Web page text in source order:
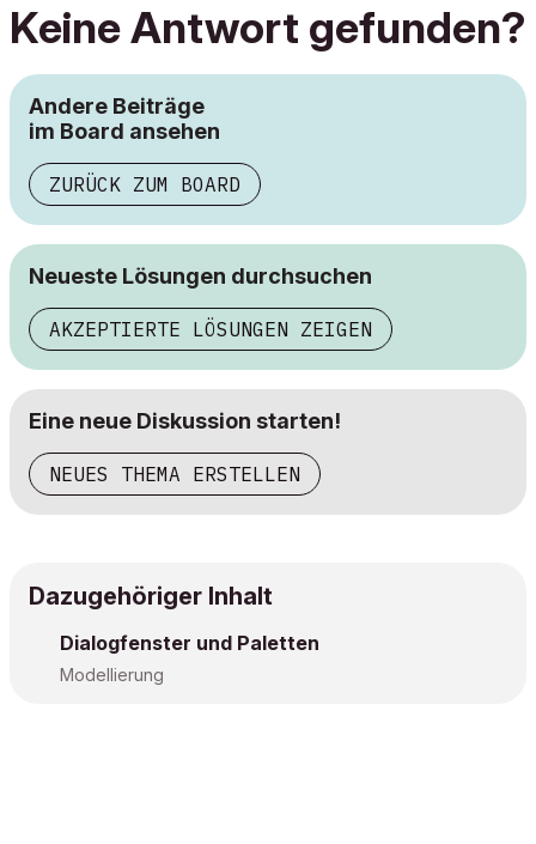
Keine Antwort gefunden?
Andere Beiträge
im Board ansehen
ZURÜCK ZUM BOARD
Neueste Lösungen durchsuchen
AKZEPTIERTE LÖSUNGEN ZEIGEN
Eine neue Diskussion starten!
NEUES THEMA ERSTELLEN
Dazugehöriger Inhalt
Dialogfenster und Paletten
Modellierung